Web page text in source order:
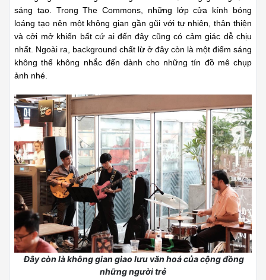
sáng tạo. Trong The Commons, những lớp cửa kính bóng
loáng tạo nên một không gian gần gũi với tự nhiên, thân thiện
và cởi mở khiến bất cứ ai đến đây cũng có cảm giác dễ chịu
nhất. Ngoài ra, background chất lừ ở đây còn là một điểm sáng
không thể không nhắc đến dành cho những tín đồ mê chụp
ảnh nhé.
Đây còn là không gian giao lưu văn hoá của cộng đồng
những người trẻ